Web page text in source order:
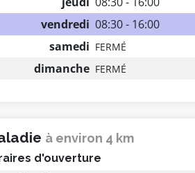
vendredi 08:30 - 16:00
samedi FERMÉ
dimanche FERMÉ
à environ 4 km
d'ouverture